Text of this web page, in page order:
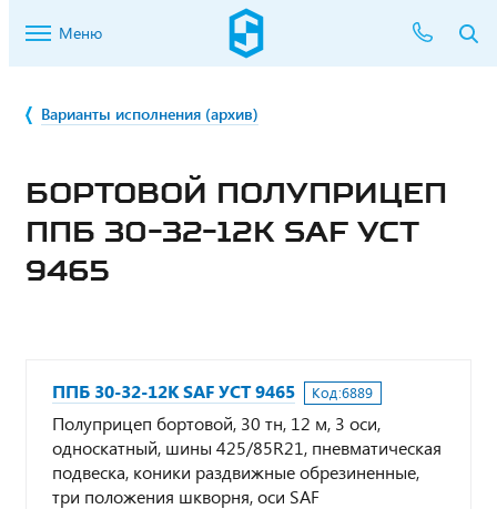
Меню
Варианты исполнения (архив)
БОРТОВОЙ ПОЛУПРИЦЕП
ППБ 30-32-12К SAF УСТ
9465
ППБ 30-32-12К SAF УСТ 9465 Код:6889
Полуприцеп бортовой, 30 тн, 12 м, 3 оси,
односкатный, шины 425/85R21, пневматическая
подвеска, коники раздвижные обрезиненные,
три положения шкворня, оси SAF